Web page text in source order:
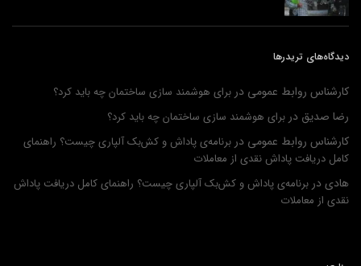
دیدگاه‌های تریدرها
کارشناس روابط عمومی در برای هوشمند سازی ساختمان چه باید کرد؟
رضا صدیق در برای هوشمند سازی ساختمان چه باید کرد؟
کارشناس روابط عمومی در برنامه‌ی پاداش و کش‌بک آلپاری چیست؟ راهنمای
کامل دریافت پاداش نقدی از معاملات
هادی در برنامه‌ی پاداش و کش‌بک آلپاری چیست؟ راهنمای کامل دریافت پاداش
نقدی از معاملات